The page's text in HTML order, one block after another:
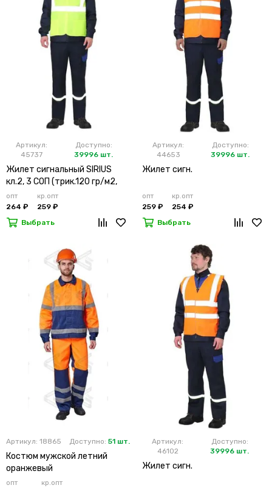
Артикул:
45737
Доступно:
39996 шт.
Жилет сигнальный SIRIUS
кл.2, 3 СОП (трик.120 гр/м2,
карманы) лимонный
опт
264 ₽
кр.опт
259 ₽
Выбрать
Артикул:
44653
Доступно:
39996 шт.
Жилет сигн.
опт
259 ₽
кр.опт
254 ₽
Выбрать
Артикул: 18865 Доступно: 51 шт.
Костюм мужской летний
оранжевый
опт кр.опт
Артикул:
46102
Доступно:
39996 шт.
Жилет сигн.